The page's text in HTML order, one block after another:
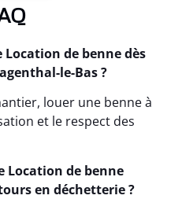
de benne dès
le-Bas ?
louer une benne à
et le respect des
Location de benne
en déchetterie ?